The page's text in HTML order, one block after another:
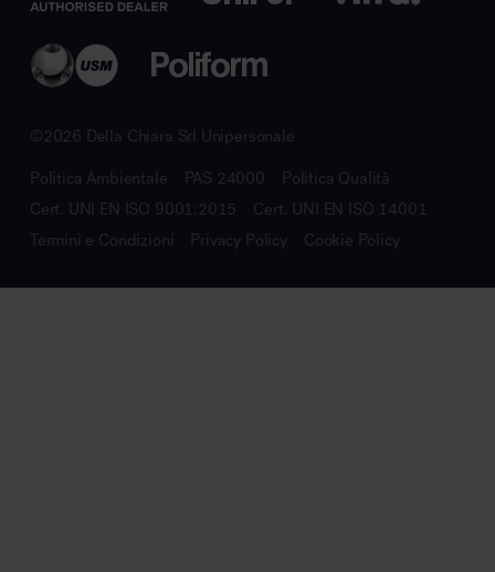
©2026 Della Chiara Srl Unipersonale
Politica Ambientale PAS 24000
Politica Qualità
Cert. UNI EN ISO 9001:2015
Cert. UNI EN ISO 14001
Termini e Condizioni
Privacy Policy Cookie Policy